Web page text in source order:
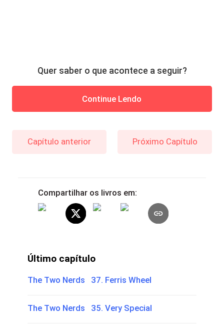
Quer saber o que acontece a seguir?
Continue Lendo
Capítulo anterior Próximo Capítulo
Compartilhar os livros em:
Último capítulo
The Two Nerds 37. Ferris Wheel
The Two Nerds 35. Very Special